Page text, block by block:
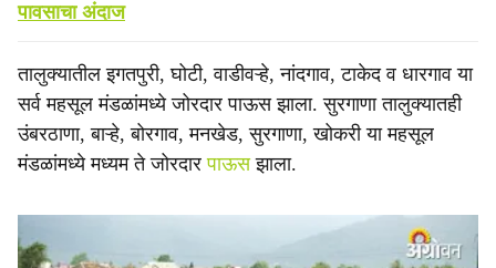
पावसाचा अंदाज
तालुक्यातील इगतपुरी, घोटी, वाडीवऱ्हे, नांदगाव, टाकेद व धारगाव या
सर्व महसूल मंडळांमध्ये जोरदार पाऊस झाला. सुरगाणा तालुक्यातही
उंबरठाणा, बाऱ्हे, बोरगाव, मनखेड, सुरगाणा, खोकरी या महसूल
मंडळांमध्ये मध्यम ते जोरदारपाऊसझाला.